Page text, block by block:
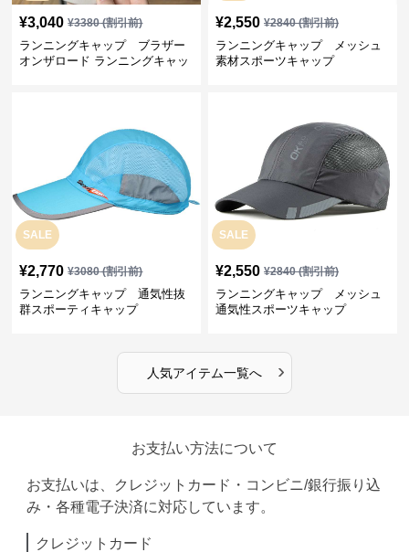
¥3,040 ¥3380(割引前)
ランニングキャップ ブラザー
オンザロード ランニングキャッ
¥2,550 ¥2840(割引前)
ランニングキャップ メッシュ
素材スポーツキャップ
SALE
¥2,770 ¥3080(割引前)
ランニングキャップ 通気性抜
群スポーティキャップ
SALE
¥2,550 ¥2840(割引前)
ランニングキャップ メッシュ
通気性スポーツキャップ
人気アイテム一覧へ ›
お支払い方法について
お支払いは、クレジットカード・コンビニ/銀行振り込
み・各種電子決済に対応しています。
クレジットカード